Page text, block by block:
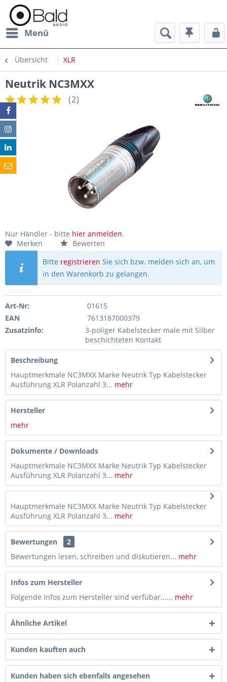
Menü
Übersicht XLR
Neutrik NC3MXX
(2)
Nur Händler - bitte hier anmelden.
Merken
Bewerten
Bitte registrieren Sie sich bzw. melden sich an, um
in den Warenkorb zu gelangen.
Art-Nr:
01615
EAN
7613187000379
Zusatzinfo:
3-poliger Kabelstecker male mit Silber
beschichteten Kontakt
Beschreibung
Hauptmerkmale NC3MXX Marke Neutrik Typ Kabelstecker
Ausführung XLR Polanzahl 3... mehr
Hersteller
mehr
Dokumente / Downloads
Hauptmerkmale NC3MXX Marke Neutrik Typ Kabelstecker
Ausführung XLR Polanzahl 3... mehr
Hauptmerkmale NC3MXX Marke Neutrik Typ Kabelstecker
Ausführung XLR Polanzahl 3... mehr
Bewertungen
2
Bewertungen lesen, schreiben und diskutieren... mehr
Infos zum Hersteller
Folgende Infos zum Hersteller sind verfübar...... mehr
Ähnliche Artikel
Kunden kauften auch
Kunden haben sich ebenfalls angesehen